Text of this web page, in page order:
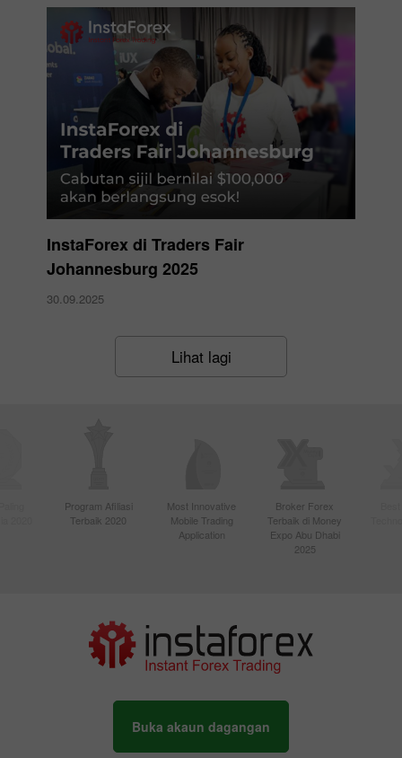
InstaForex di Traders Fair
Johannesburg 2025
30.09.2025
Lihat lagi
Program Afiliasi
Terbaik 2020
Most Innovative
Mobile Trading
Application
Broker Forex
Terbaik di Money
Expo Abu Dhabi
2025
Buka akaun dagangan